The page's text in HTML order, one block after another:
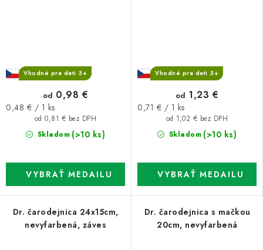
Vhodné pre deti 3+
Skladom (>10 ks)
od 0,81 € bez DPH
od 0,98 €
Jednotková
0,48 € / 1 ks
Vhodné pre deti 3+
Skladom (>10 ks)
od 1,02 € bez DPH
od 1,23 €
Jednotková
0,71 € / 1 ks
Dr. čarodejnica 24x15cm,
nevyfarbená, záves
Dr. čarodejnica s mačkou
20cm, nevyfarbená